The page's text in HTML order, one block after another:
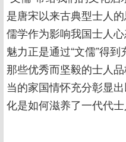
是唐宋以来古典型士人的
儒学作为影响我国士人
魅力正是通过“文儒”得到
那些优秀而坚毅的士人
当的家国情怀充分彰显
化是如何滋养了一代代士